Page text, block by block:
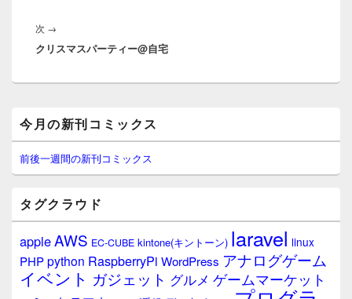
ゲ
ー
シ
次 →
の
稿:
クリスマスパーティー@自宅
イ
ン
サ
イ
ウ
ィ
ジ
ェ
今月の新刊コミックス
前後一週間の新刊コミックス
タグクラウド
appleAWS EC-CUBE kintone(キントーン) laravel linux
PHPpython RaspberryPi WordPress アナログゲーム
イベント ガジェット グルメ ゲームマーケット